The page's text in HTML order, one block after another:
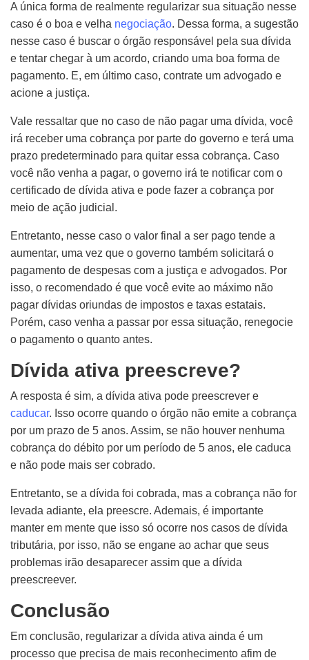
A única forma de realmente regularizar sua situação nesse
caso é o boa e velha negociação. Dessa forma, a sugestão
nesse caso é buscar o órgão responsável pela sua dívida
e tentar chegar à um acordo, criando uma boa forma de
pagamento. E, em último caso, contrate um advogado e
acione a justiça.
Vale ressaltar que no caso de não pagar uma dívida, você
irá receber uma cobrança por parte do governo e terá uma
prazo predeterminado para quitar essa cobrança. Caso
você não venha a pagar, o governo irá te notificar com o
certificado de dívida ativa e pode fazer a cobrança por
meio de ação judicial.
Entretanto, nesse caso o valor final a ser pago tende a
aumentar, uma vez que o governo também solicitará o
pagamento de despesas com a justiça e advogados. Por
isso, o recomendado é que você evite ao máximo não
pagar dívidas oriundas de impostos e taxas estatais.
Porém, caso venha a passar por essa situação, renegocie
o pagamento o quanto antes.
Dívida ativa preescreve?
A resposta é sim, a dívida ativa pode preescrever e
caducar. Isso ocorre quando o órgão não emite a cobrança
por um prazo de 5 anos. Assim, se não houver nenhuma
cobrança do débito por um período de 5 anos, ele caduca
e não pode mais ser cobrado.
Entretanto, se a dívida foi cobrada, mas a cobrança não for
levada adiante, ela preescre. Ademais, é importante
manter em mente que isso só ocorre nos casos de dívida
tributária, por isso, não se engane ao achar que seus
problemas irão desaparecer assim que a dívida
preescreever.
Conclusão
Em conclusão, regularizar a dívida ativa ainda é um
processo que precisa de mais reconhecimento afim de